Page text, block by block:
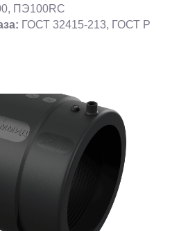
ПЭ100RC
ГОСТ 32415-213, ГОСТ Р